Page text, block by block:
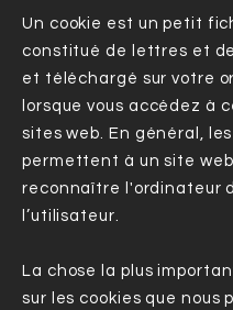
Un cookie est un petit
constitué de lettres et
et téléchargé sur votre
lorsque vous accédez à
sites web. En général,
permettent à un site
reconnaître l'ordinateur
l’utilisateur.
La chose la plus
sur les cookies que nous